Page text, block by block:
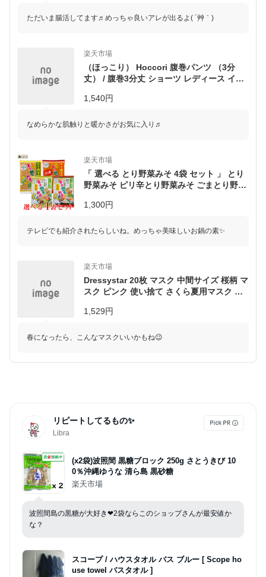
内環境 プロバイオティクス サプリメント
ただいま腸活してます♬めっちゃ良いアレが出るよ( ´艸｀)
楽天市場
（ほっこり） Hoccori 腹巻パンツ （3分
丈） / 腹巻3分丈 ショーツ レディース イン
り 温感インナー 冬 あったかはらまき パン
1,540円
なめらかな肌触りと暖かさがお気に入り♬
楽天市場
「 選べる とり野菜みそ 4袋 セット 」 とり
野菜みそ ピリ辛とり野菜みそ ごまとり野菜
坦々ごま 味噌 お試し まつや 200g 180g 4
素 鍋スープ 鍋 手軽 アソート
1,300円
テレビでも紹介されたらしいね。めっちゃ美味しいお鍋の素✨
楽天市場
Dressystar 20枚 マスク 中間サイズ 桜柄 マ
スク ピンク 使い捨て さくら夏用マスク 桜
ク さくら 桜色 不織布 3層式 mask 普通サイ
ンクバレンタインギフト
1,529円
春になったら、こんなマスクいいかもね😉
リピートしてるもの✨
Libra
(x2袋)波照間 黒糖ブロック 250g さとうきび 10
0％沖縄ゆうな 清ら島 黒砂糖
楽天市場
波照間島の黒糖が大好き❤2袋ならこのショップさんが最安値か
な？
スコープ / ハウスタオル バス ブルー [ Scope ho
use towel バスタオル ]